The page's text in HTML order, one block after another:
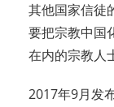
其他国家信徒
要把宗教中国
在内的宗教人
2017年9月发